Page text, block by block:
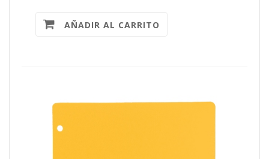
AÑADIR AL CARRITO